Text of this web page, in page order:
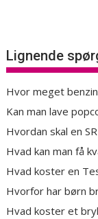
Lignende
Hvor meget
Kan man lave
Hvordan skal en
Hvad kan man få
Hvad koster en
Hvorfor har børn
Hvad koster et